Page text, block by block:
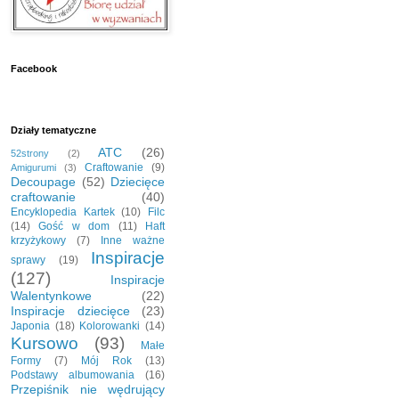
Facebook
Działy tematyczne
52strony (2) ATC (26)
Amigurumi (3) Craftowanie (9)
Decoupage (52) Dziecięce
craftowanie
(40)
Encyklopedia Kartek (10)
Filc
(14)
Gość w dom (11)
Haft
krzyżykowy
(7)
Inne ważne
sprawy
(19)
Inspiracje
(127)
Inspiracje
Walentynkowe
(22)
Inspiracje dziecięce
(23)
Japonia (18) Kolorowanki (14)
Kursowo (93)
Małe
Formy
(7) Mój Rok
(13)
Podstawy albumowania
(16)
Przepiśnik nie wędrujący